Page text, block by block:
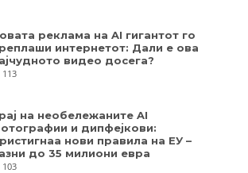
реклама на AI гигантот го
интернетот: Дали е ова
видео досега?
113
на необележаните AI
и дипфејкови:
нови правила на ЕУ –
до 35 милиони евра
103